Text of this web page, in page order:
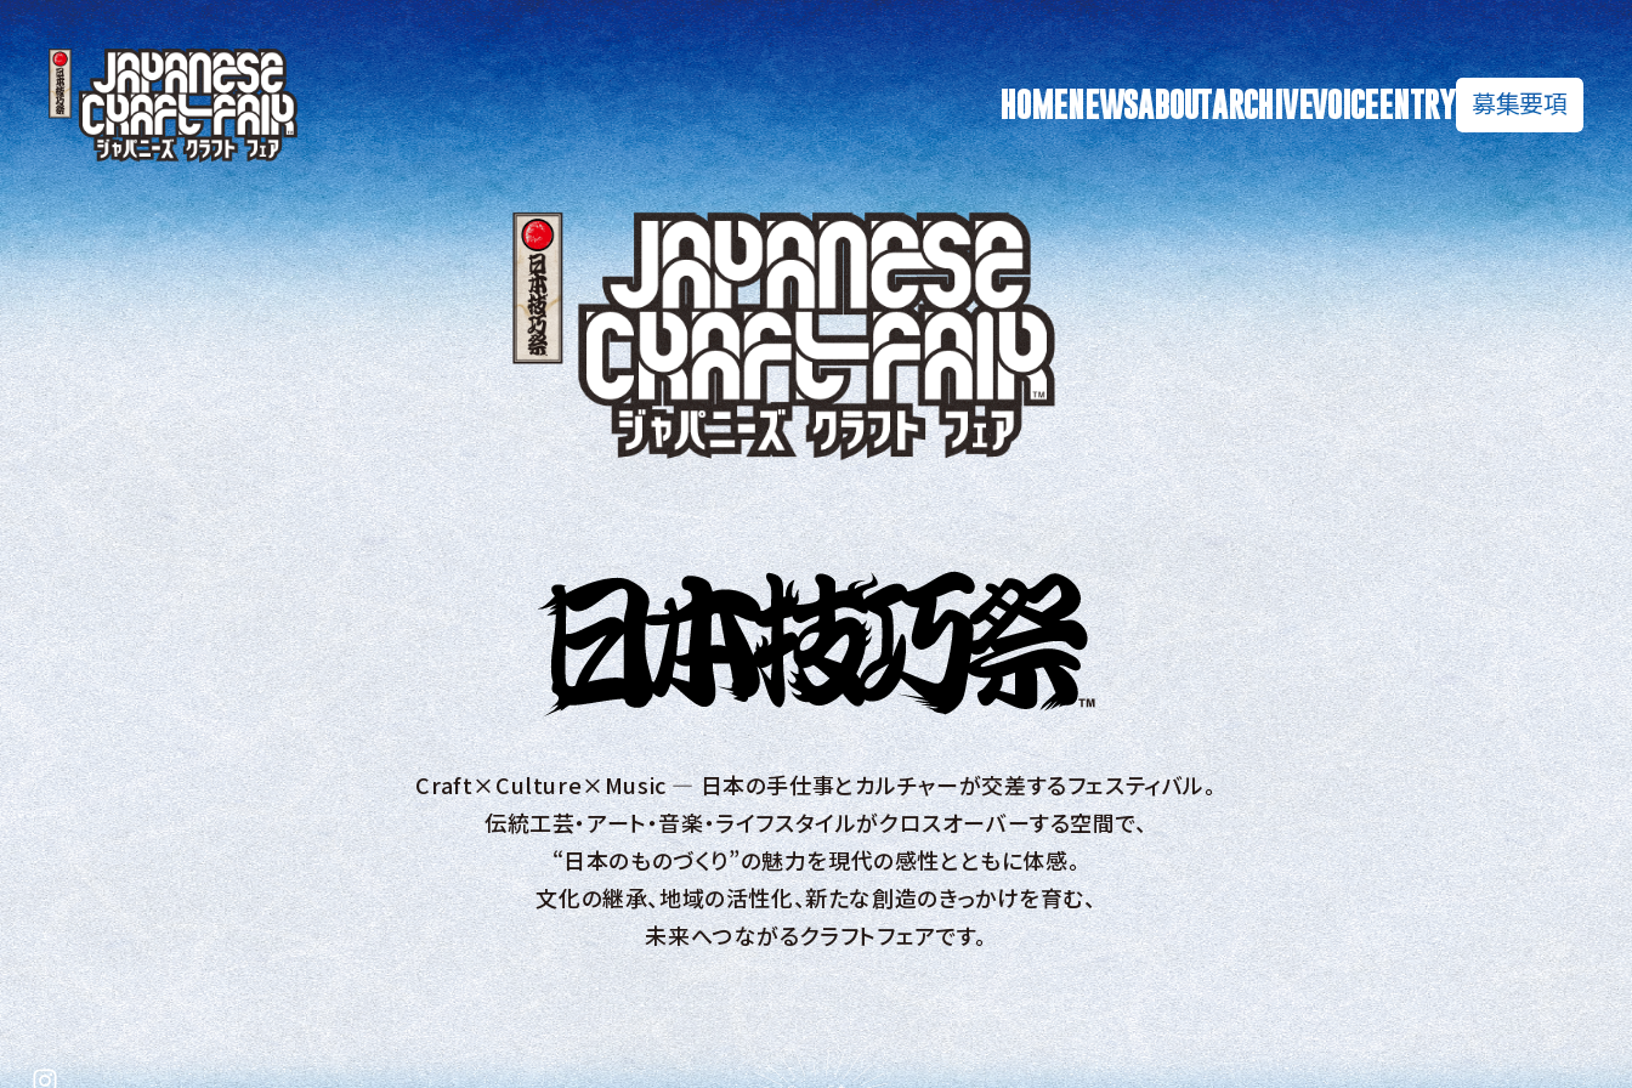
HOMENEWSABOUTARCHIVEVOICEENTRY 募集要項
Craft×Culture×Music ― 日本の手仕事とカルチャーが交差するフェスティバル。
伝統工芸・アート・音楽・ライフスタイルがクロスオーバーする空間で、
“日本のものづくり”の魅力を現代の感性とともに体感。
文化の継承、地域の活性化、新たな創造のきっかけを育む、
未来へつながるクラフトフェアです。